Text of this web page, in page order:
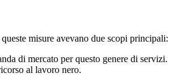
misure avevano due scopi principali:
di mercato per questo genere di servizi.
al lavoro nero.